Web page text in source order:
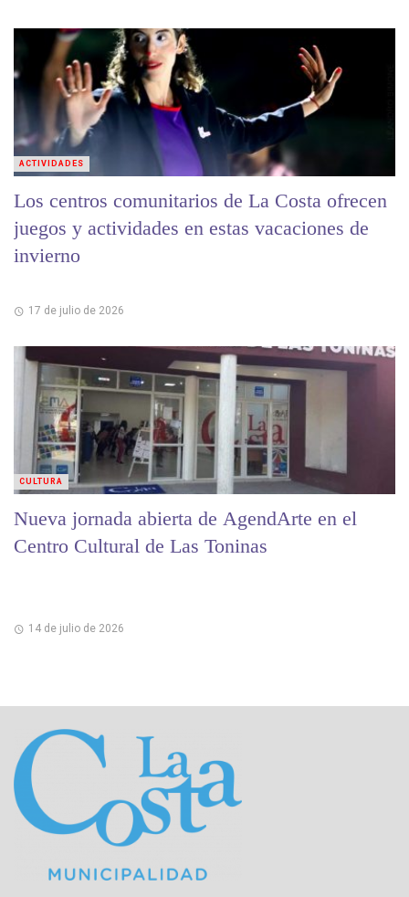
Los centros comunitarios de La Costa ofrecen
juegos y actividades en estas vacaciones de
invierno
17 de julio de 2026
ACTIVIDADES
Nueva jornada abierta de AgendArte en el
Centro Cultural de Las Toninas
14 de julio de 2026
CULTURA